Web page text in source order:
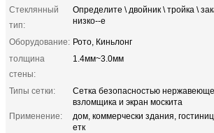
Стеклянный
тип:
Определите \ двойник \ тройка \
низко--е
Оборудование: Рото, Киньлонг
толщина
стены:
1.4мм~3.0мм
Типы сетки:
Сетка безопасностью
взломщика и экран москита
Применение:
дом, коммерчески здания,
етк